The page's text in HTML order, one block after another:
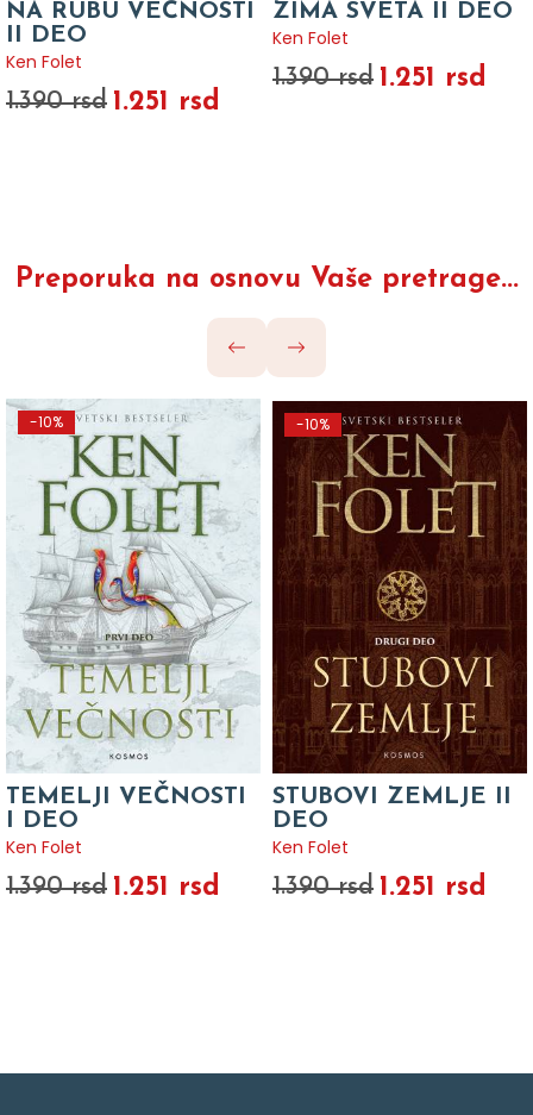
NA RUBU VEČNOSTI
II DEO
Ken Folet
1.390 rsd 1.251 rsd
ZIMA SVETA II DEO
Ken Folet
1.390 rsd 1.251 rsd
Preporuka na osnovu Vaše pretrage...
-10%
TEMELJI VEČNOSTI
I DEO
Ken Folet
1.390 rsd 1.251 rsd
-10%
STUBOVI ZEMLJE II
DEO
Ken Folet
1.390 rsd 1.251 rsd